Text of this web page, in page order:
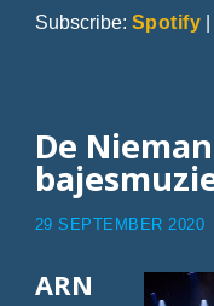
Subscribe: Spotify |
De
29 SEPTEMBER 2020
ARN